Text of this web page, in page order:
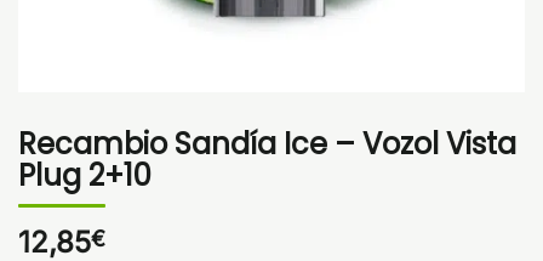
Recambio Sandía Ice – Vozol Vista
Plug 2+10
12,85€